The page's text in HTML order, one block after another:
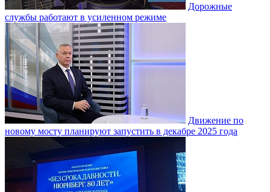
Дорожные
службы работают в усиленном режиме
Движение по
новому мосту планируют запустить в декабре 2025 года